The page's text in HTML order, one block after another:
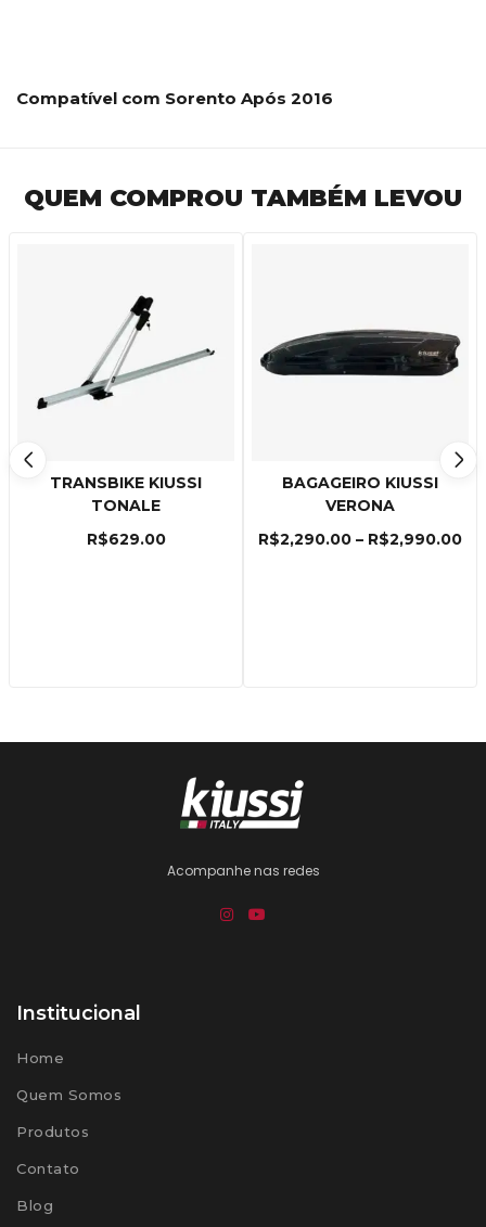
Compatível com Sorento Após 2016
QUEM COMPROU TAMBÉM LEVOU
TRANSBIKE KIUSSI
TONALE
R$629.00
BAGAGEIRO KIUSSI
VERONA
R$2,290.00 – R$2,990.00
Acompanhe nas redes
Institucional
Home
Quem Somos
Produtos
Contato
Blog